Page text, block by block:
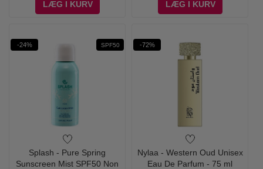
LÆG I KURV
LÆG I KURV
-24% SPF50
Splash - Pure Spring
Sunscreen Mist SPF50 Non
-72%
Nylaa - Western Oud Unisex
Eau De Parfum - 75 ml